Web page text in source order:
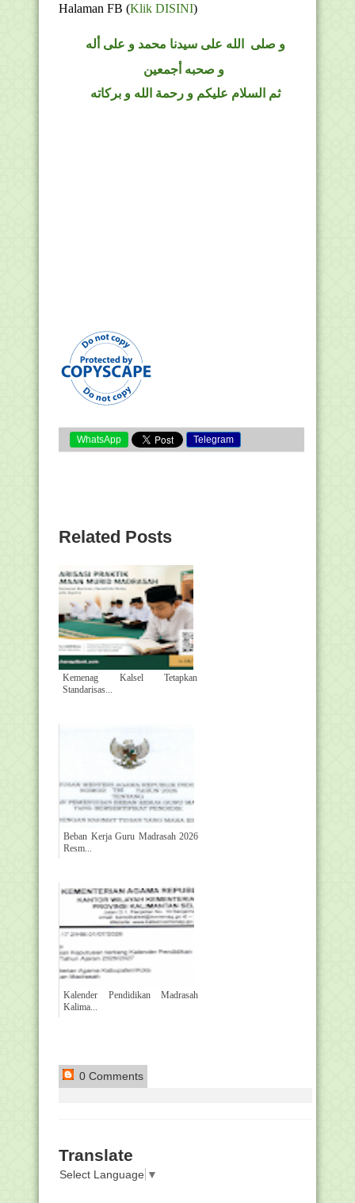
Halaman FB (Klik DISINI)
و صلى الله على سيدنا محمد و على أله
و صحبه أجمعين
ثم السلام عليكم و رحمة الله و بركاته
WhatsApp Telegram
Related Posts
Kemenag Kalsel Tetapkan
Standarisas...
Beban Kerja Guru Madrasah 2026
Resm...
Kalender Pendidikan Madrasah
Kalima...
0 Comments
Translate
Select Language ▼